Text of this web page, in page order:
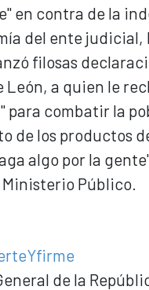
en contra de la
del ente judicial,
filosas
León, a quien le
" para combatir la
de los productos
algo por la
Público.
de la